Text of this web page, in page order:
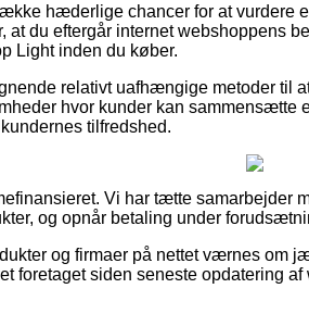
hæderlige chancer for at vurdere
at du eftergår internet webshoppens
Light inden du køber.
relativt uafhængige metoder til
hvor kunder kan sammensætte
tilfredshed.
Vi har tætte samarbejder
og opnår betaling under
og firmaer på nettet værnes om
foretaget siden seneste opdatering